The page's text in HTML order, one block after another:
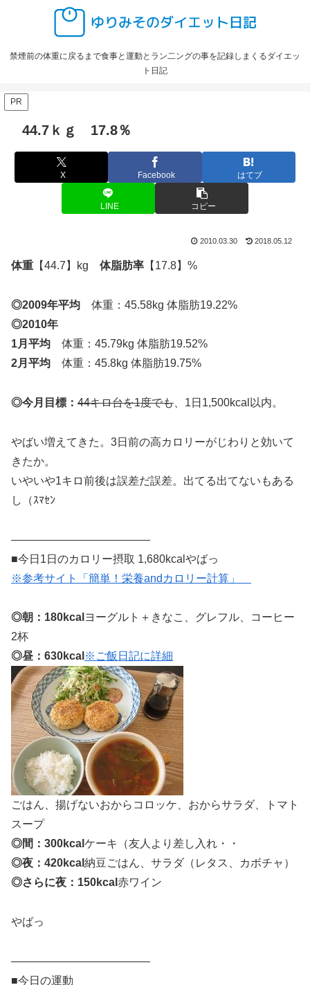
禁煙前の体重に戻るまで食事と運動とラン二ングの事を記録しまくるダイエッ
ト日記
PR
44.7ｋｇ 17.8％
X Facebook はてブ
LINE コピー
2010.03.30 2018.05.12
体重 【44.7】kg 体脂肪率 【17.8】%
◎2009年平均 体重：45.58kg 体脂肪19.22%
◎2010年
1月平均 体重：45.79kg 体脂肪19.52%
2月平均 体重：45.8kg 体脂肪19.75%
◎今月目標： 44キロ台を1度でも 、1日1,500kcal以内。
やばい増えてきた。3日前の高カロリーがじわりと効いて
きたか。
いやいや1キロ前後は誤差だ誤差。出てる出てないもある
し（ｽﾏｾﾝ
————————————–
■今日1日のカロリー摂取 1,680kcalやばっ
※参考サイト「簡単！栄養andカロリー計算」
◎朝：180kcal ヨーグルト＋きなこ、グレフル、コーヒー
2杯
◎昼：630kcal ※ご飯日記に詳細
ごはん、揚げないおからコロッケ、おからサラダ、トマト
スープ
◎間：300kcal ケーキ（友人より差し入れ・・
◎夜：420kcal 納豆ごはん、サラダ（レタス、カボチャ）
◎さらに夜：150kcal 赤ワイン
やばっ
————————————–
■今日の運動